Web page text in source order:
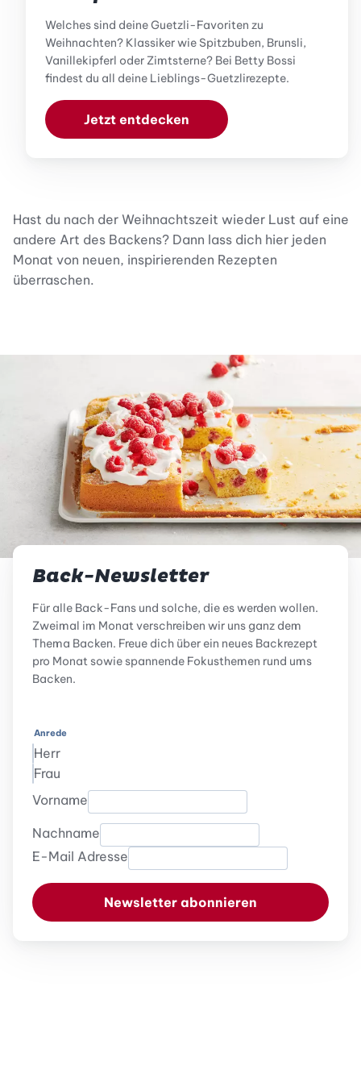
Welches sind deine Guetzli-Favoriten zu
Weihnachten? Klassiker wie Spitzbuben, Brunsli,
Vanillekipferl oder Zimtsterne? Bei Betty Bossi
findest du all deine Lieblings-Guetzlirezepte.
Jetzt entdecken
Hast du nach der Weihnachtszeit wieder Lust auf eine
andere Art des Backens? Dann lass dich hier jeden
Monat von neuen, inspirierenden Rezepten
überraschen.
Back-Newsletter
Für alle Back-Fans und solche, die es werden wollen.
Zweimal im Monat verschreiben wir uns ganz dem
Thema Backen. Freue dich über ein neues Backrezept
pro Monat sowie spannende Fokusthemen rund ums
Backen.
Anrede
Herr
Frau
Vorname
Nachname
E-Mail Adresse
Newsletter abonnieren